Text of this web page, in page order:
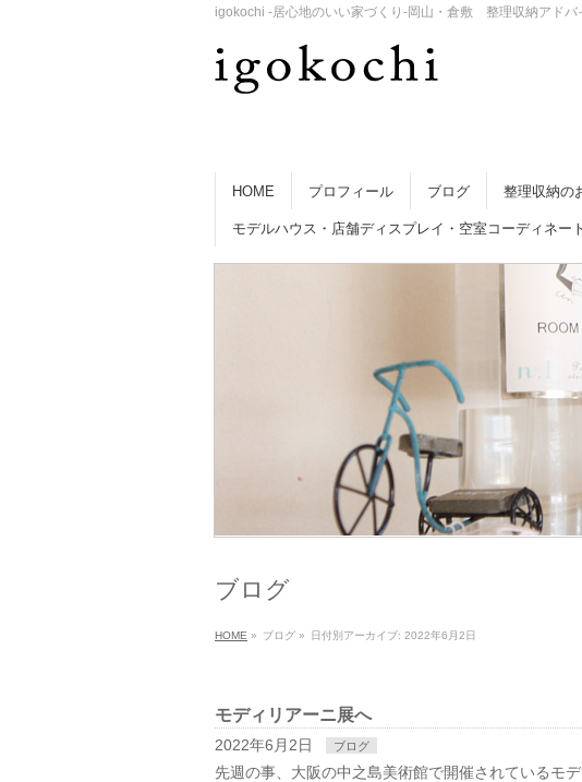
igokochi -居心地のいい家づくり-岡山・倉敷 整理収納アド
HOME プロフィール ブログ 整理収納の
モデルハウス・店舗ディスプレイ・空室コーディネート
ブログ
HOME » ブログ » 日付別アーカイブ: 2022年6月2日
モディリアーニ展へ
2022年6月2日 ブログ
先週の事、大阪の中之島美術館で開催されているモ